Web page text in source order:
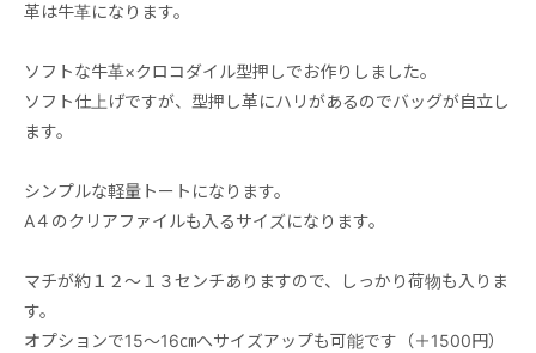
革は牛革になります。
ソフトな牛革×クロコダイル型押しでお作りしました。
ソフト仕上げですが、型押し革にハリがあるのでバッグが自立し
ます。
シンプルな軽量トートになります。
A４のクリアファイルも入るサイズになります。
マチが約１２～１３センチありますので、しっかり荷物も入りま
す。
オプションで15～16㎝へサイズアップも可能です（＋1500円）